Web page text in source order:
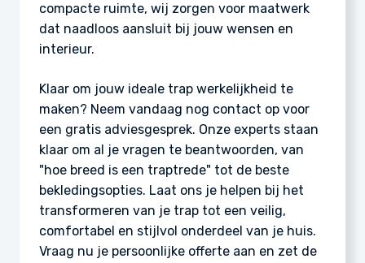
compacte ruimte, wij zorgen voor maatwerk
dat naadloos aansluit bij jouw wensen en
interieur.
Klaar om jouw ideale trap werkelijkheid te
maken? Neem vandaag nog contact op voor
een gratis adviesgesprek. Onze experts staan
klaar om al je vragen te beantwoorden, van
"hoe breed is een traptrede" tot de beste
bekledingsopties. Laat ons je helpen bij het
transformeren van je trap tot een veilig,
comfortabel en stijlvol onderdeel van je huis.
Vraag nu je persoonlijke offerte aan en zet de